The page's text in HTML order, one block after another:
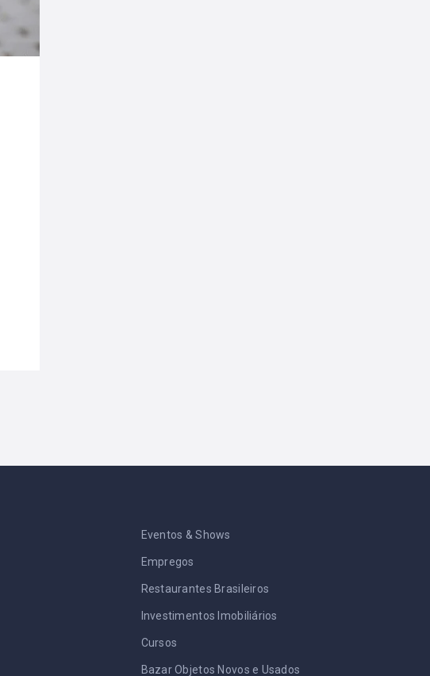
Eventos & Shows
Empregos
Restaurantes Brasileiros
Investimentos Imobiliários
Cursos
Bazar Objetos Novos e Usados